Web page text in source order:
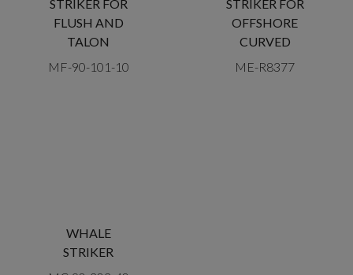
STRIKER FOR
FLUSH AND
TALON
MF-90-101-10
STRIKER FOR
OFFSHORE
CURVED
ME-R8377
WHALE
STRIKER